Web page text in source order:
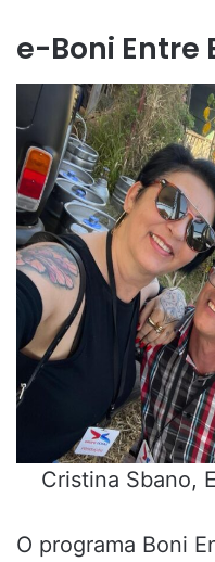
e-Boni Entre
Cristina Sbano,
O programa Boni